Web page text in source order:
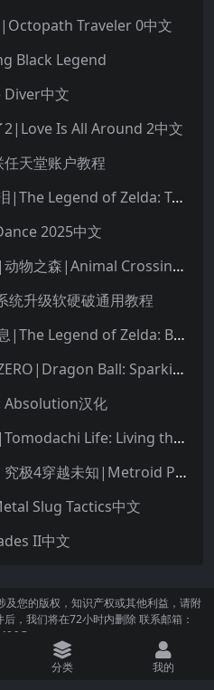
Traveler 0中文
Black Legend
中文
2|Love Is All Around 2中文
天堂账户教程
塞尔达传说：王国之泪|The Legend of Zelda: Tears of the Kingdom中文
2025中文
集合啦！动物森友会|动物之森|Animal Crossing: New Horizons中文
统升级软硬破通用教程
塞尔达传说：旷野之息|The Legend of Zelda: Breath of the Wild中文
七龙珠：电光炸裂！ZERO|Dragon Ball: Sparking! Zero中文
汉化
朋友收集：梦想生活|Tomodachi Life: Living the Dream中文
银河战士|密特罗德：究极4穿越未知|Metroid Prime 4: Beyond中文
Slug Tactics中文
II中文
您的版权，知识产权或其他利益，请附
，我们将在72小时内删除 联系邮箱：
分类 我的